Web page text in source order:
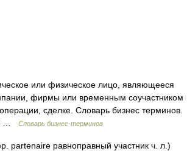
или физическое лицо, являющееся
фирмы или временным соучастником
сделке. Словарь бизнес терминов.
…
Словарь бизнес-терминов
partenaire равноправный участник ч. л.)